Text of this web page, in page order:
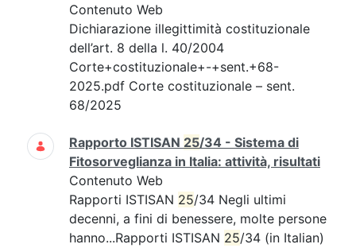
Contenuto Web
Dichiarazione illegittimità costituzionale
dell’art. 8 della l. 40/2004
Corte+costituzionale+-+sent.+68-
2025.pdf Corte costituzionale – sent.
68/2025
Rapporto ISTISAN 25/34 - Sistema di
Fitosorveglianza in Italia: attività, risultati
Contenuto Web
Rapporti ISTISAN 25/34 Negli ultimi
decenni, a fini di benessere, molte persone
hanno...Rapporti ISTISAN 25/34 (in Italian)